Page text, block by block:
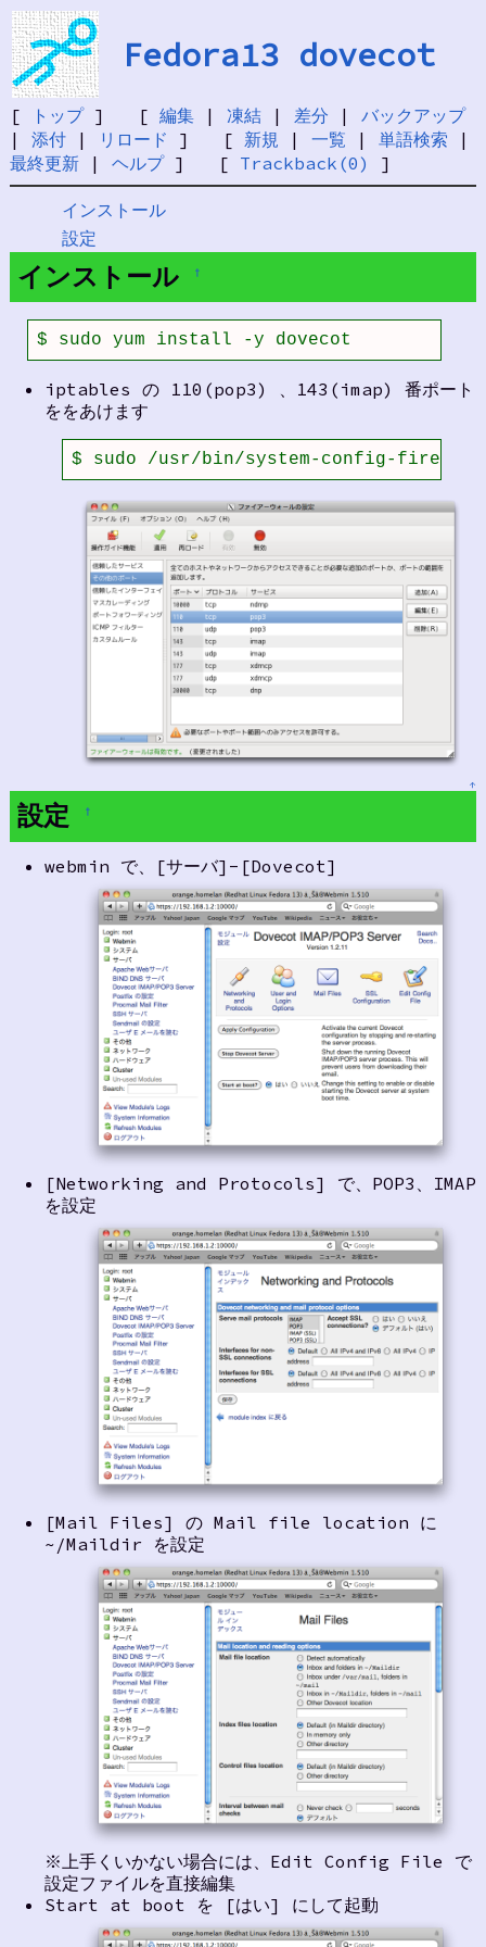
Fedora13 dovecot
[ トップ] [ 編集| 凍結| 差分 | バックアップ
| 添付| リロード ] [ 新規 | 一覧 | 単語検索 |
最終更新| ヘルプ] [ Trackback(0) ]
インストール
設定
インストール †
$ sudo yum install -y dovecot
iptables の 110(pop3) 、143(imap) 番ポート
ををあけます
$ sudo /usr/bin/system-config-firewall
↑
設定 †
webmin で、[サーバ]-[Dovecot]
[Networking and Protocols] で、POP3、IMAP
を設定
[Mail Files] の Mail file location に
~/Maildir を設定
※上手くいかない場合には、Edit Config File で
設定ファイルを直接編集
Start at boot を [はい] にして起動